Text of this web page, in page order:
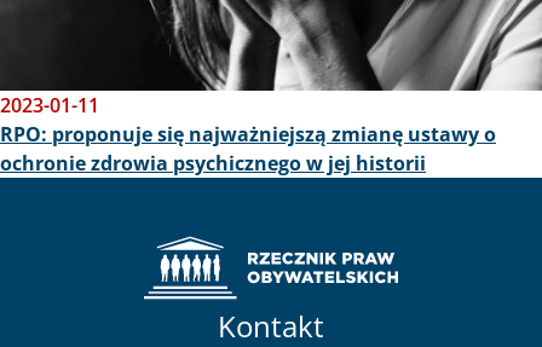
2023-01-11
RPO: proponuje się najważniejszą zmianę ustawy o
ochronie zdrowia psychicznego w jej historii
Kontakt